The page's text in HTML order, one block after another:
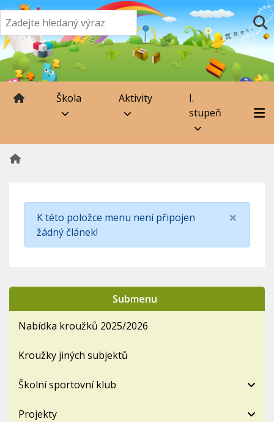
Škola Aktivity
I.
stupeň
×
K této položce menu není připojen
žádný článek!
Submenu
Nabídka kroužků 2025/2026
Kroužky jiných subjektů
Školní sportovní klub
Projekty